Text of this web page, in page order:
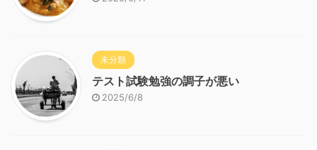
未分類
テスト試験勉強の調子が悪い
2025/6/8